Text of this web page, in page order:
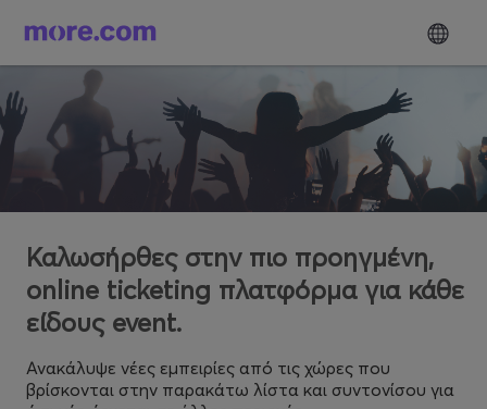
Καλωσήρθες στην πιο προηγμένη,
online ticketing πλατφόρμα για κάθε
είδους event.
Ανακάλυψε νέες εμπειρίες από τις χώρες που
βρίσκονται στην παρακάτω λίστα και συντονίσου για